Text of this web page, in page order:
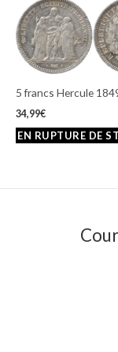
5 francs Hercule
34,99€